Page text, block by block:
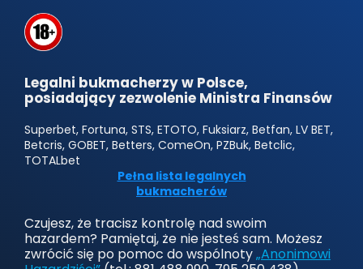
Legalni bukmacherzy w Polsce,
posiadający zezwolenie Ministra Finansów
Superbet, Fortuna, STS, ETOTO, Fuksiarz, Betfan, LV BET,
Betcris, GOBET, Betters, ComeOn, PZBuk, Betclic,
TOTALbet
Pełna lista legalnych
bukmacherów
Czujesz, że tracisz kontrolę nad swoim
hazardem? Pamiętaj, że nie jesteś sam. Możesz
zwrócić się po pomoc do wspólnoty„Anonimowi